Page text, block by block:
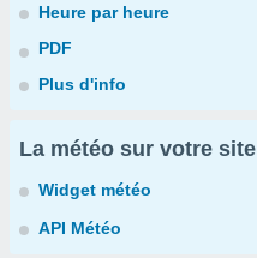
Heure par heure
PDF
Plus d'info
La météo sur votre site
Widget météo
API Météo